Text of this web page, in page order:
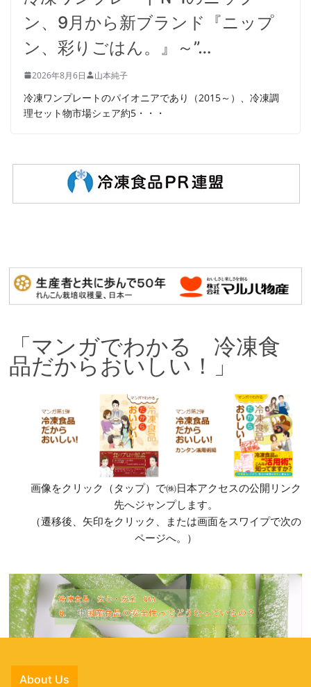
ン、9月から新ブランド『ニップ
ン、彩りごはん。』～”…
2026年8月6日 山本純子
冷凍ワンプレートのパイオニアであり（2015～）、冷凍調
理セット物市場シェア約5・・・
「マンガでわかる 冷凍食
品だからおいしい！」
画像をクリック（タップ）で㈱日本アクセスの公開リンク
先へジャンプします。
（遷移後、矢印をクリック、または画面をスワイプで次の
ページへ。）
About Us